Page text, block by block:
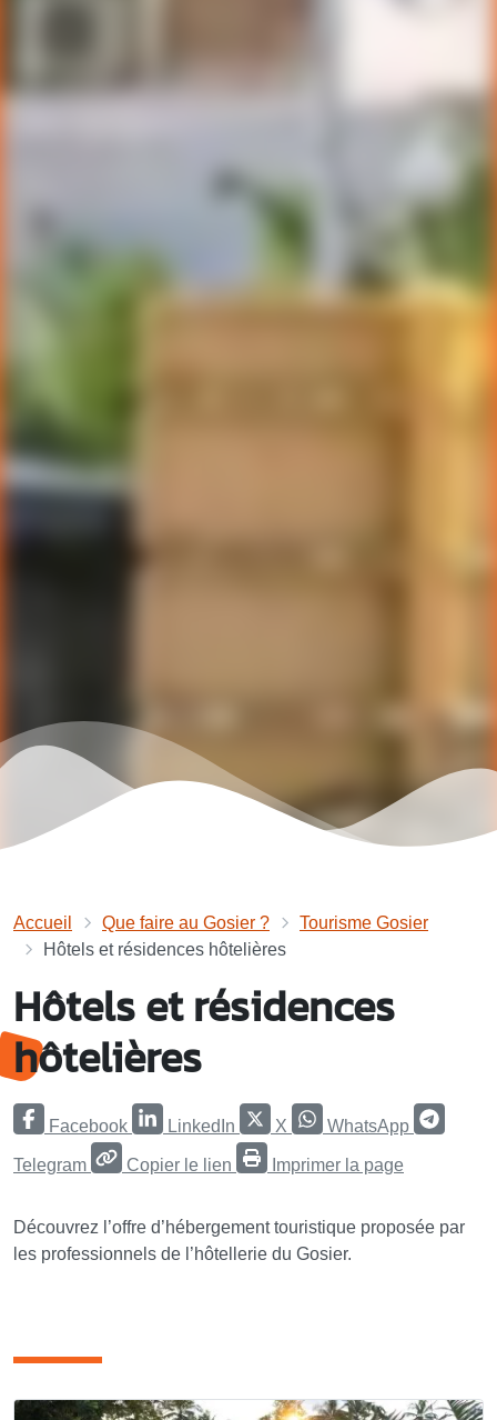
Accueil Que faire au Gosier ?
Tourisme Gosier
Hôtels et résidences hôtelières
Hôtels et résidences
hôtelières
Facebook LinkedIn X WhatsApp
Telegram Copier le lien Imprimer la page
Découvrez l’offre d’hébergement touristique proposée par
les professionnels de l’hôtellerie du Gosier.